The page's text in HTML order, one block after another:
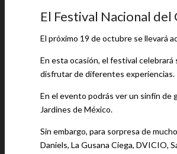
El Festival Nacional del
El próximo 19 de octubre se llevará
En esta ocasión, el festival
disfrutar de diferentes experiencias.
En el evento podrás ver un sinfín
Jardines de México.
Sin embargo, para sorpresa de
Daniels, La Gusana Ciega, DVICIO,